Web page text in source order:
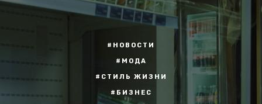
#НОВОСТИ
#МОДА
#СТИЛЬ ЖИЗНИ
#БИЗНЕС